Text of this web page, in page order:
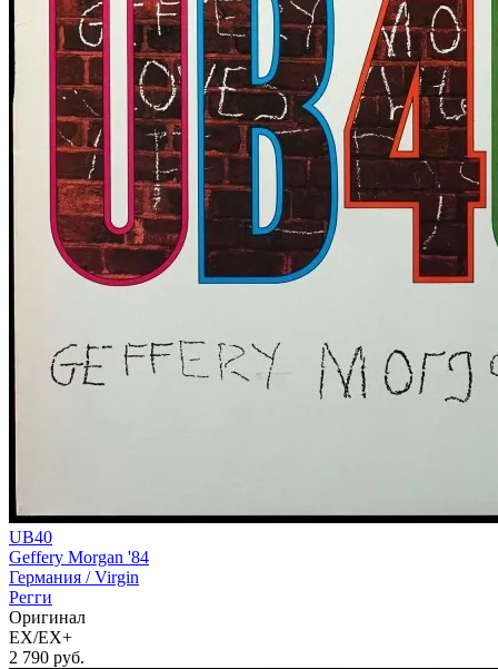
UB40
Geffery Morgan '84
Германия /Virgin
Регги
Оригинал
EX/EX+
2 790 руб.